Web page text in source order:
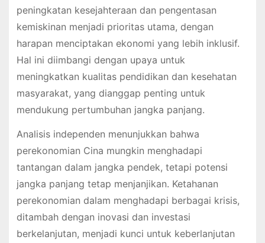
peningkatan kesejahteraan dan pengentasan
kemiskinan menjadi prioritas utama, dengan
harapan menciptakan ekonomi yang lebih inklusif.
Hal ini diimbangi dengan upaya untuk
meningkatkan kualitas pendidikan dan kesehatan
masyarakat, yang dianggap penting untuk
mendukung pertumbuhan jangka panjang.
Analisis independen menunjukkan bahwa
perekonomian Cina mungkin menghadapi
tantangan dalam jangka pendek, tetapi potensi
jangka panjang tetap menjanjikan. Ketahanan
perekonomian dalam menghadapi berbagai krisis,
ditambah dengan inovasi dan investasi
berkelanjutan, menjadi kunci untuk keberlanjutan